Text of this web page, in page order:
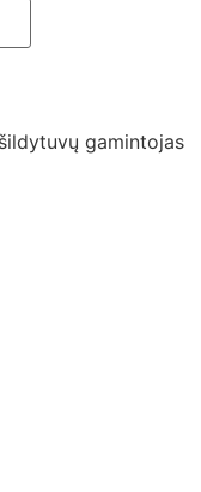
gamintojas